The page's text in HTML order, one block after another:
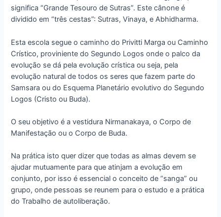
significa “Grande Tesouro de Sutras”. Este cânone é
dividido em “três cestas”: Sutras, Vinaya, e Abhidharma.
Esta escola segue o caminho do Privitti Marga ou Caminho
Crístico, proviniente do Segundo Logos onde o palco da
evolução se dá pela evolução crística ou seja, pela
evolução natural de todos os seres que fazem parte do
Samsara ou do Esquema Planetário evolutivo do Segundo
Logos (Cristo ou Buda).
O seu objetivo é a vestidura Nirmanakaya, o Corpo de
Manifestação ou o Corpo de Buda.
Na prática isto quer dizer que todas as almas devem se
ajudar mutuamente para que atinjam a evolução em
conjunto, por isso é essencial o conceito de “sanga” ou
grupo, onde pessoas se reunem para o estudo e a prática
do Trabalho de autoliberação.